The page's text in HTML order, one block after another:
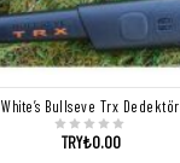
White’s Bullseye Trx Dedektör
TRY₺0.00